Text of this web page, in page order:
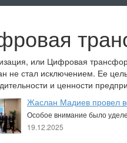
или Цифровая
не стал исключением. Ее
и ценности
Жаслан Мадиев провел
Особое внимание было
19.12.2025